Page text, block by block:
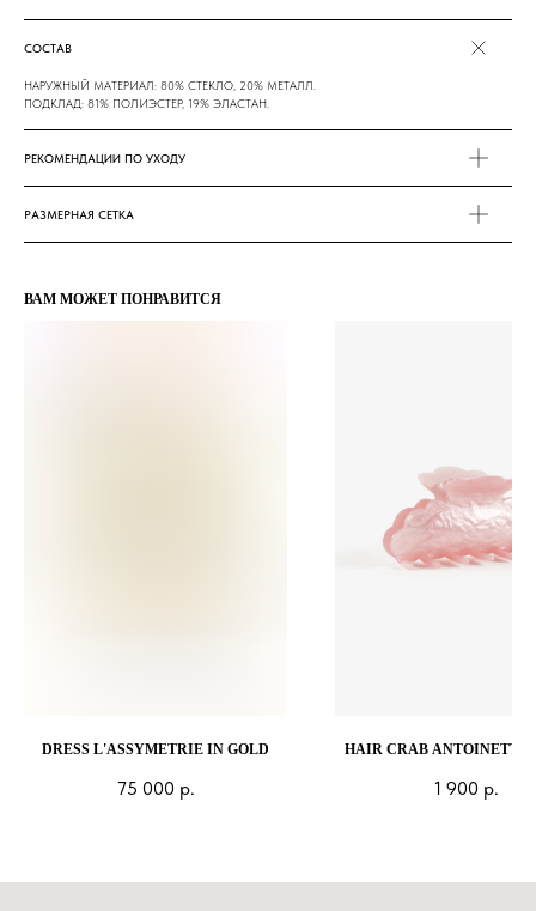
СОСТАВ
НАРУЖНЫЙ МАТЕРИАЛ: 80% СТЕКЛО, 20% МЕТАЛЛ.
ПОДКЛАД: 81% ПОЛИЭСТЕР, 19% ЭЛАСТАН.
РЕКОМЕНДАЦИИ ПО УХОДУ
РАЗМЕРНАЯ СЕТКА
ВАМ МОЖЕТ ПОНРАВИТСЯ
DRESS L'ASSYMETRIE IN GOLD
75 000 р.
HAIR CRAB ANTOINETTE
1 900 р.